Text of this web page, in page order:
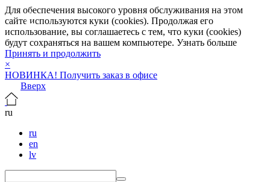
Для обеспечения высокого уровня обслуживания на этом
сайте используются куки (cookies). Продолжая его
использование, вы соглашаетесь с тем, что куки (cookies)
будут сохраняться на вашем компьютере. Узнать больше
Принять и продолжить
×
НОВИНКА! Получить заказ в офисе
Вверх
ru
ru
en
lv